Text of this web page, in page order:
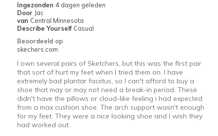
Width
Feels true to width
Sizing
Feels true to size
Ingezonden 4 dagen geleden
Door Jac
van Central Minnesota
Describe Yourself Casual
Beoordeeld op
skechers.com
I own several pairs of Sketchers, but this was the first pair
that sort of hurt my feet when I tried them on. I have
extremely bad plantar faciitus, so I can't afford to buy a
shoe that may or may not need a break-in period. These
didn't have the pillows or cloud-like feeling i had expected
from a max cushion shoe. The arch support wasn't enough
for my feet. They were a nice looking shoe and I wish they
had worked out.